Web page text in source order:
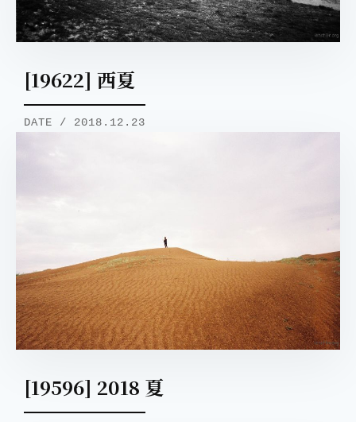
[19622] 西夏
DATE / 2018.12.23
[19596] 2018 夏